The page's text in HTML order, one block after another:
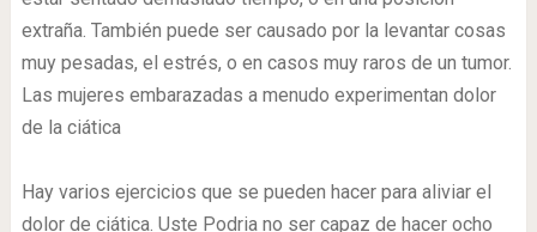
extraña. También puede ser causado por la levantar cosas
muy pesadas, el estrés, o en casos muy raros de un tumor.
Las mujeres embarazadas a menudo experimentan dolor
de la ciática
Hay varios ejercicios que se pueden hacer para aliviar el
dolor de ciática. Uste Podria no ser capaz de hacer ocho